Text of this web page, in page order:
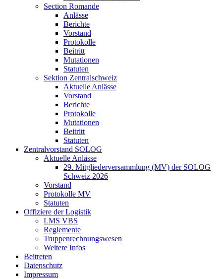
Section Romande
Anlässe
Berichte
Vorstand
Protokolle
Beitritt
Mutationen
Statuten
Sektion Zentralschweiz
Aktuelle Anlässe
Vorstand
Berichte
Protokolle
Mutationen
Beitritt
Statuten
Zentralvorstand SOLOG
Aktuelle Anlässe
29. Mitgliederversammlung (MV) der SOLOG
Schweiz 2026
Vorstand
Protokolle MV
Statuten
Offiziere der Logistik
LMS VBS
Reglemente
Truppenrechnungswesen
Weitere Infos
Beitreten
Datenschutz
Impressum